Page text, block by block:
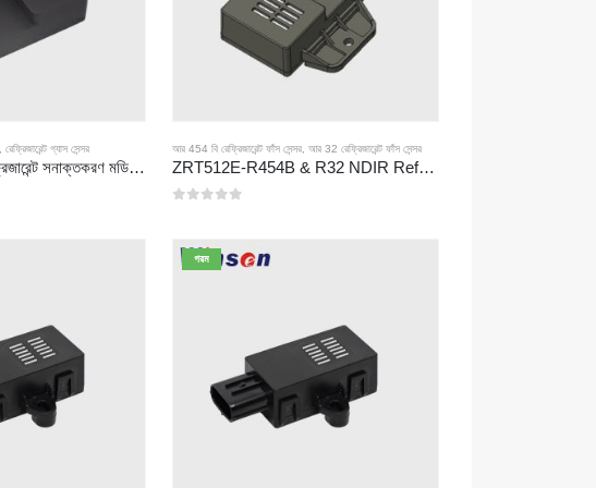
,রেফ্রিজারেন্ট গ্যাস সেন্সর
ZRT512 সিরিজ রেফ্রিজারেন্ট সনাক্তকরণ মডিউল
আর 454 বি রেফ্রিজারেন্ট ফাঁস সেন্সর, আর 32 রেফ্রিজারেন্ট ফাঁস সেন্সর
ZRT512E-R454B & R32 NDIR Refrigerant Detection Module, RS485 HVAC Sensor, UL/IEC Certified
গরম